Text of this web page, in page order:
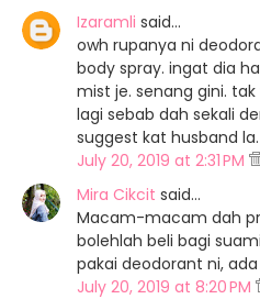
Izaramli said…
owh rupanya ni
body spray. ingat dia
mist je. senang gini.
lagi sebab dah sekali
suggest kat husband la.
July 20, 2019 at 2:31 PM
Mira Cikcit said…
Macam-macam dah
bolehlah beli bagi
pakai deodorant ni,
July 20, 2019 at 8:20 PM